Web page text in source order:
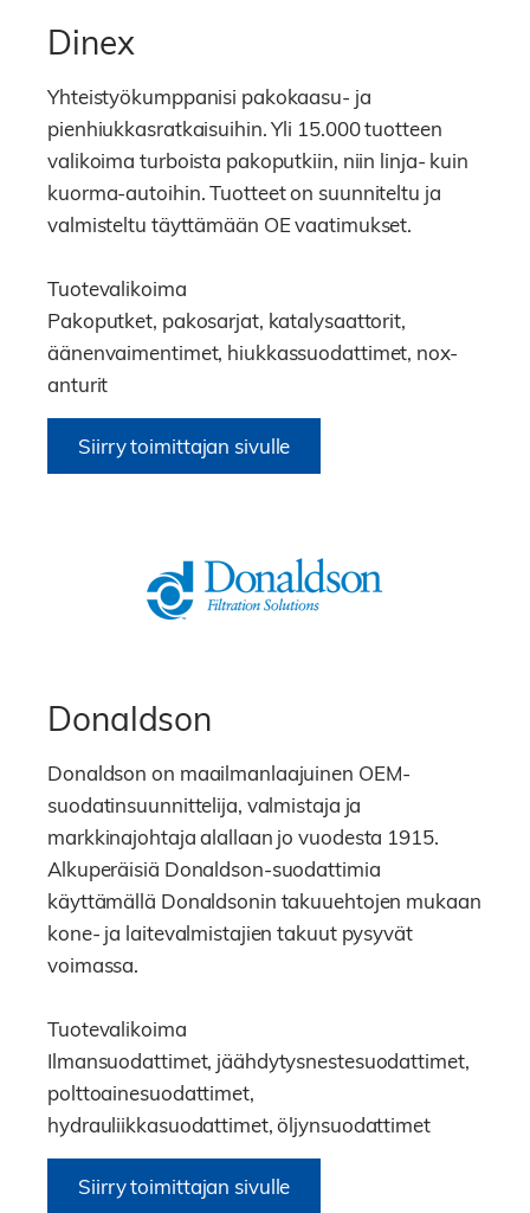
Dinex
Yhteistyökumppanisi pakokaasu- ja
pienhiukkasratkaisuihin. Yli 15.000 tuotteen
valikoima turboista pakoputkiin, niin linja- kuin
kuorma-autoihin. Tuotteet on suunniteltu ja
valmisteltu täyttämään OE vaatimukset.
Tuotevalikoima
Pakoputket, pakosarjat, katalysaattorit,
äänenvaimentimet, hiukkassuodattimet, nox-
anturit
Siirry toimittajan sivulle
Donaldson
Donaldson on maailmanlaajuinen OEM-
suodatinsuunnittelija, valmistaja ja
markkinajohtaja alallaan jo vuodesta 1915.
Alkuperäisiä Donaldson-suodattimia
käyttämällä Donaldsonin takuuehtojen mukaan
kone- ja laitevalmistajien takuut pysyvät
voimassa.
Tuotevalikoima
Ilmansuodattimet, jäähdytysnestesuodattimet,
polttoainesuodattimet,
hydrauliikkasuodattimet, öljynsuodattimet
Siirry toimittajan sivulle